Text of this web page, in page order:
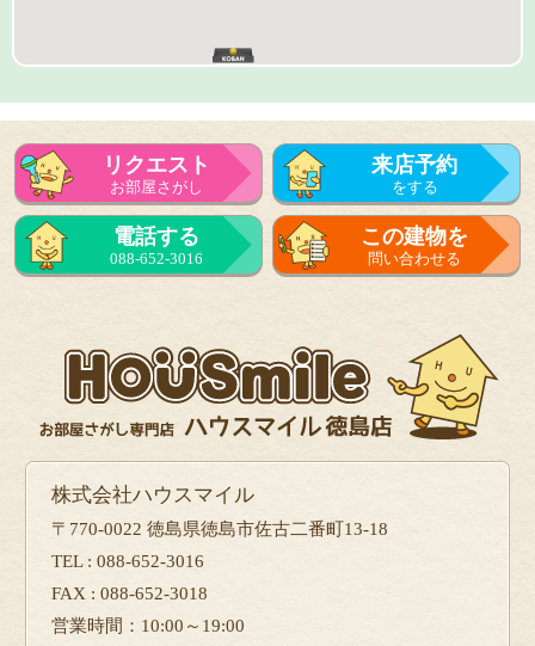
リクエスト
お部屋さがし
来店予約
をする
来店予約
をする
電話する
088-652-3016
この建物を
問い合わせる
株式会社ハウスマイル
〒770-0022 徳島県徳島市佐古二番町13-18
TEL : 088-652-3016
FAX : 088-652-3018
営業時間：10:00～19:00